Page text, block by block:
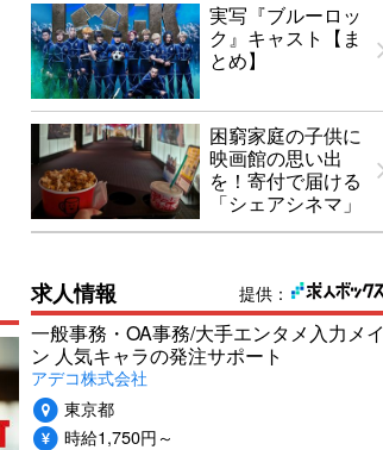
実写『ブルーロッ
ク』キャスト【ま
とめ】
困窮家庭の子供に
映画館の思い出
を！寄付で届ける
「シェアシネマ」
提供：
求人情報
一般事務・OA事務/大手エンタメ入力メイ
ン 人気キャラの発注サポート
アデコ株式会社
東京都
時給1,750円～